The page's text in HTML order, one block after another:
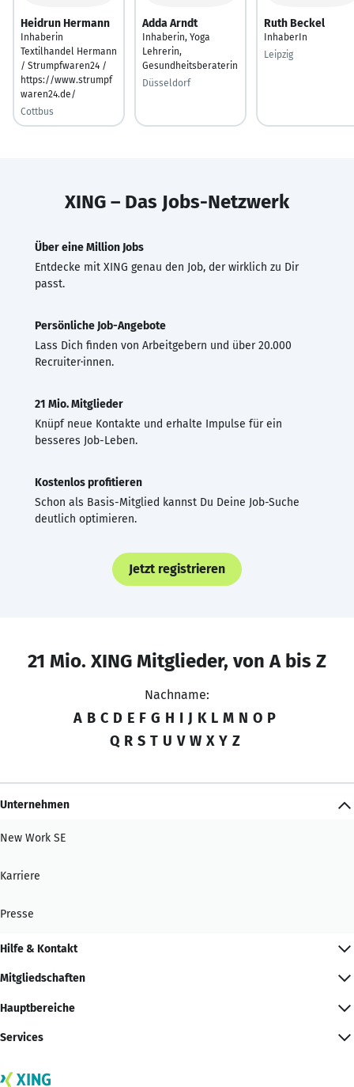
Heidrun Hermann
Inhaberin
Textilhandel Hermann
/ Strumpfwaren24 /
https://www.strumpf
waren24.de/
Cottbus
Adda Arndt
Inhaberin, Yoga
Lehrerin,
Gesundheitsberaterin
Düsseldorf
Ruth Beckel
InhaberIn
Leipzig
XING – Das Jobs-Netzwerk
Über eine Million Jobs
Entdecke mit XING genau den Job, der wirklich zu Dir
passt.
Persönliche Job-Angebote
Lass Dich finden von Arbeitgebern und über 20.000
Recruiter·innen.
21 Mio. Mitglieder
Knüpf neue Kontakte und erhalte Impulse für ein
besseres Job-Leben.
Kostenlos profitieren
Schon als Basis-Mitglied kannst Du Deine Job-Suche
deutlich optimieren.
Jetzt registrieren
21 Mio. XING Mitglieder, von A bis Z
Nachname:
A B C D E F G H I J K L M N O P
Q R S T U V W X Y Z
Unternehmen
New Work SE
Karriere
Presse
Hilfe & Kontakt
Mitgliedschaften
Hauptbereiche
Services